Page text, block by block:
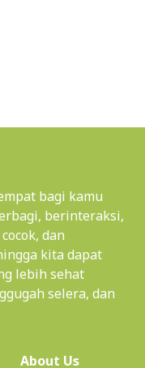
bagi kamu
berinteraksi,
dan
kita dapat
lebih sehat
selera, dan
About Us(current)